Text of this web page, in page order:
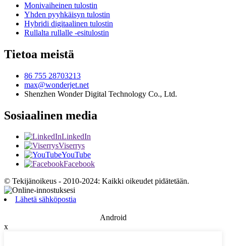
Monivaiheinen tulostin
Yhden pyyhkäisyn tulostin
Hybridi digitaalinen tulostin
Rullalta rullalle -esitulostin
Tietoa meistä
86 755 28703213
max@wonderjet.net
Shenzhen Wonder Digital Technology Co., Ltd.
Sosiaalinen media
LinkedIn
Viserrys
YouTube
Facebook
© Tekijänoikeus - 2010-2024: Kaikki oikeudet pidätetään.
Lähetä sähköpostia
Android
x